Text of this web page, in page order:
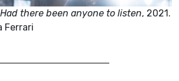
Had there been anyone to listen, 2021.
Ferrari